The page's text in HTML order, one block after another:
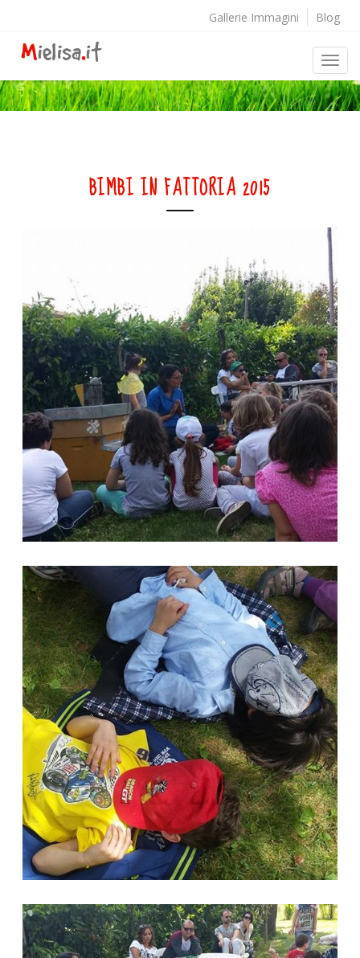
Gallerie Immagini Blog
>Gallerie immagini>Bimbi in fattoria 2015
BIMBI IN FATTORIA 2015